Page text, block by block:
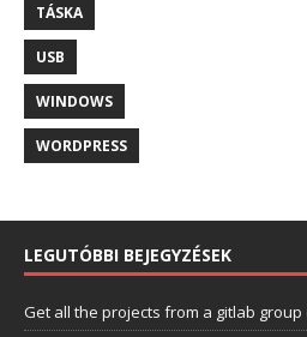
TÁSKA
USB
WINDOWS
WORDPRESS
LEGUTÓBBI BEJEGYZÉSEK
Get all the projects from a gitlab group